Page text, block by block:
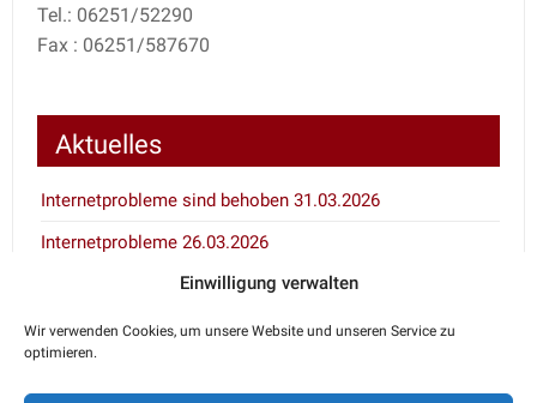
Einwilligung verwalten
Wir verwenden Cookies, um unsere Website und unseren Service zu
optimieren.
Tel.: 06251/52290
Fax : 06251/587670
Aktuelles
Internetprobleme sind behoben 31.03.2026
Internetprobleme 26.03.2026
Inventur 7.1. und 8.1.2026
Notdienstkalender